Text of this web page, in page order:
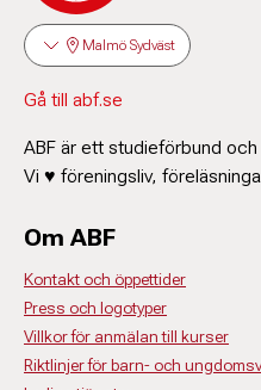
Malmö Sydväst
Gå till abf.se
ABF är ett studieförbund
Vi ♥ föreningsliv,
Om ABF
Kontakt och öppettider
Press och logotyper
Villkor för anmälan till kurser
Riktlinjer för barn- och